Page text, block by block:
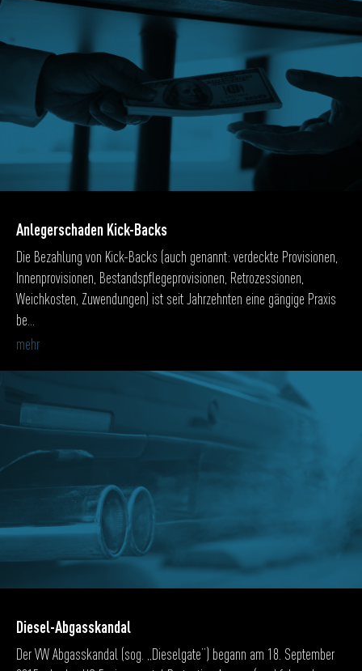
Anlegerschaden Kick-Backs
Die Bezahlung von Kick-Backs (auch genannt: verdeckte Provisionen,
Innenprovisionen, Bestandspflegeprovisionen, Retrozessionen,
Weichkosten, Zuwendungen) ist seit Jahrzehnten eine gängige Praxis
be...
mehr
Diesel-Abgasskandal
Der VW Abgasskandal (sog. „Dieselgate”) begann am 18. September